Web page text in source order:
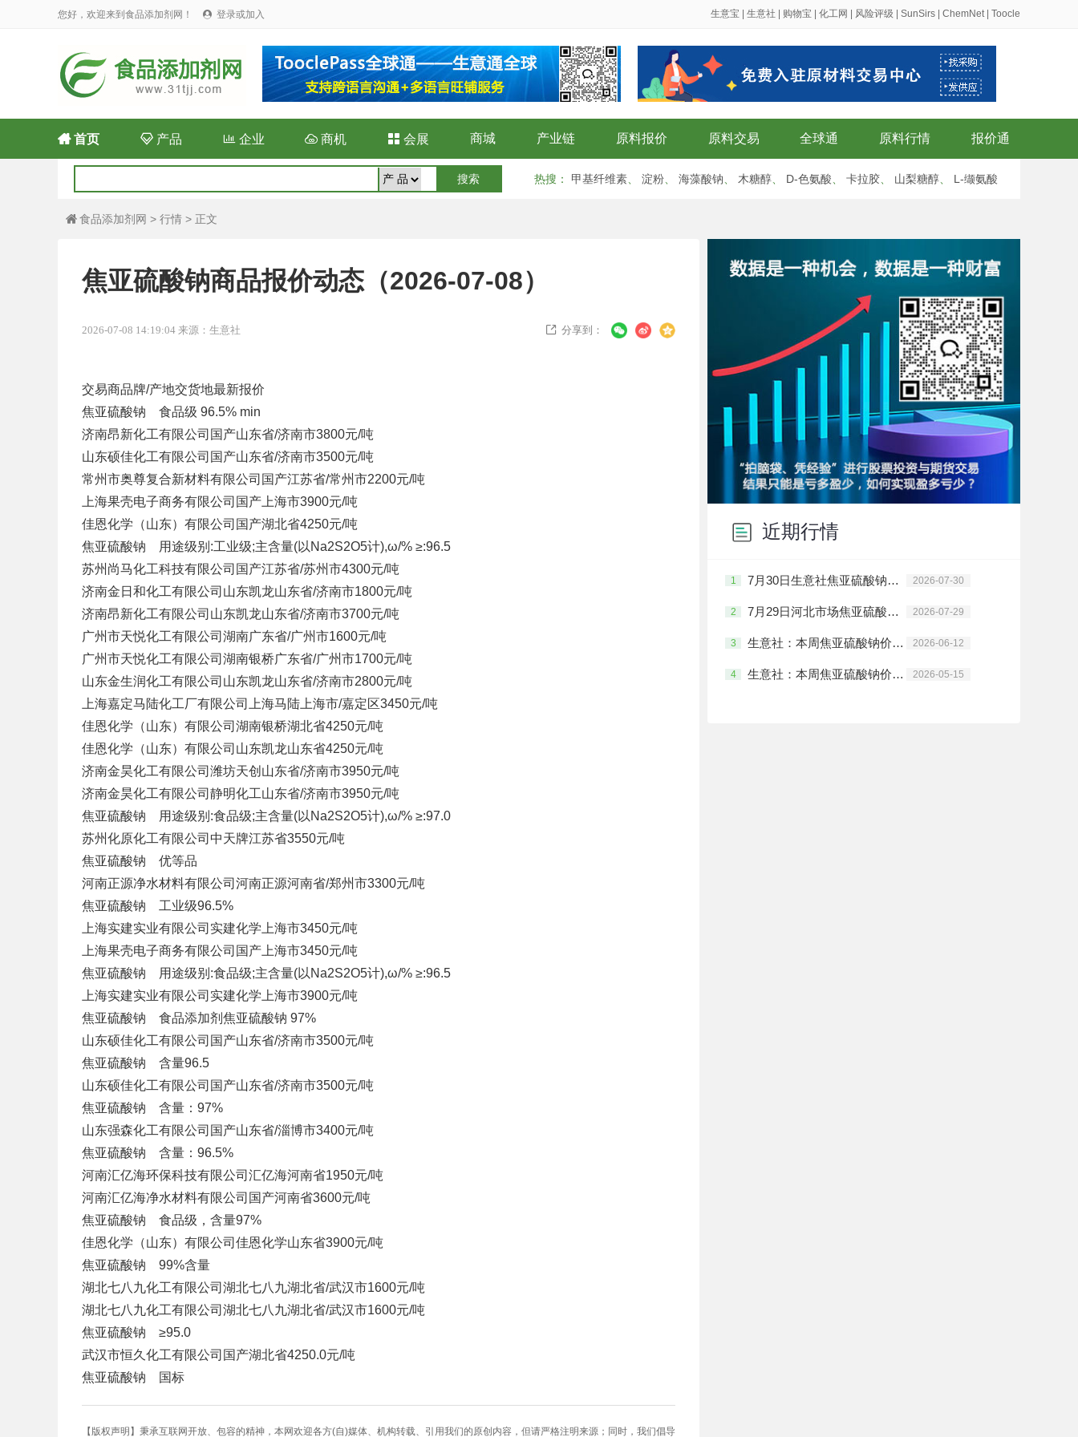
您好，欢迎来到食品添加剂网！  登录或加入 生意宝 生意社 购物宝 化工网 风险评级 SunSirs ChemNet| Toocle
首页 产品 企业  商机  会展 商城 产业链 原料报价 原料交易 全球通 原料行情 报价通
热搜 ： 甲基纤维素 淀粉 海藻酸钠 木糖醇 D-色氨酸 卡拉胶 山梨糖醇 L-缬氨酸
 食品添加剂网 > 行情 > 正文
焦亚硫酸钠商品报价动态（2026-07-08）
2026-07-08 14:19:04 来源：生意社  分享到：
交易商品牌/产地交货地最新报价
焦亚硫酸钠 食品级 96.5% min
济南昂新化工有限公司 国产山东省/济南市3800元/吨
山东硕佳化工有限公司 国产山东省/济南市3500元/吨
常州市奥尊复合新材料有限公司 国产江苏省/常州市2200元/吨
上海果壳电子商务有限公司 国产 上海市3900元/吨
佳恩化学（山东）有限公司 国产湖北省4250元/吨
焦亚硫酸钠 用途级别:工业级;主含量(以Na2S2O5计),ω/% ≥:96.5
苏州尚马化工科技有限公司 国产江苏省/苏州市4300元/吨
济南金日和化工有限公司 山东凯龙山东省/济南市1800元/吨
济南昂新化工有限公司 山东凯龙山东省/济南市3700元/吨
广州市天悦化工有限公司 湖南广东省/广州市1600元/吨
广州市天悦化工有限公司 湖南银桥广东省/广州市1700元/吨
山东金生润化工有限公司 山东凯龙山东省/济南市2800元/吨
上海嘉定马陆化工厂有限公司
上海马陆 上海市/嘉定区3450元/吨
佳恩化学（山东）有限公司 湖南银桥湖北省4250元/吨
佳恩化学（山东）有限公司 山东凯龙山东省4250元/吨
济南金昊化工有限公司 潍坊天创 山东省/济南市3950元/吨
济南金昊化工有限公司 静明化工山东省/济南市3950元/吨
焦亚硫酸钠 用途级别:食品级;主含量(以Na2S2O5计),ω/% ≥:97.0
苏州化原化工有限公司 中天牌江苏省3550元/吨
焦亚硫酸钠 优等品
河南正源净水材料有限公司 河南正源河南省/郑州市3300元/吨
焦亚硫酸钠 工业级96.5%
上海实建实业有限公司 实建化学 上海市3450元/吨
上海果壳电子商务有限公司 国产 上海市3450元/吨
焦亚硫酸钠 用途级别:食品级;主含量(以Na2S2O5计),ω/% ≥:96.5
上海实建实业有限公司 实建化学 上海市3900元/吨
焦亚硫酸钠 食品添加剂焦亚硫酸钠 97%
山东硕佳化工有限公司 国产山东省/济南市3500元/吨
焦亚硫酸钠 含量96.5
山东硕佳化工有限公司 国产山东省/济南市3500元/吨
焦亚硫酸钠 含量：97%
山东强森化工有限公司 国产山东省/淄博市3400元/吨
焦亚硫酸钠 含量：96.5%
河南汇亿海环保科技有限公司 汇亿海河南省1950元/吨
河南汇亿海净水材料有限公司 国产河南省3600元/吨
焦亚硫酸钠 食品级，含量97%
佳恩化学（山东）有限公司 佳恩化学山东省3900元/吨
焦亚硫酸钠 99%含量
湖北七八九化工有限公司 湖北七八九湖北省/武汉市1600元/吨
湖北七八九化工有限公司 湖北七八九湖北省/武汉市1600元/吨
焦亚硫酸钠 ≥95.0
武汉市恒久化工有限公司 国产湖北省4250.0元/吨
焦亚硫酸钠 国标
【版权声明】秉承互联网开放、包容的精神，本网欢迎各方(自)媒体、机构转载、引用我们的原创内容，但请严格注明来源；同时，我们倡导
近期行情
1 7月30日生意社焦亚硫酸钠基准价为3976.67元/吨 2026-07-30
2 7月29日河北市场焦亚硫酸钠价格动态 2026-07-29
3 生意社：本周焦亚硫酸钠价格上涨(6.8-6.12） 2026-06-12
4 生意社：本周焦亚硫酸钠价格上涨(5.11-5.15) 2026-05-15